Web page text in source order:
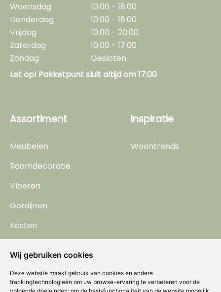
Wij gebruiken cookies
Deze website maakt gebruik van cookies en andere
trackingtechnologieën om uw browse-ervaring te verbeteren voor de
Woensdag
10:00 - 18:00
Donderdag
10:00 - 18:00
Vrijdag
10:00 - 20:00
Zaterdag
10:00 - 17:00
Zondag
Gesloten
Let op! Pakketpunt sluit altijd om 17:00
Assortiment
Meubelen
Raamdecoratie
Vloeren
Gordijnen
Kasten
Inspiratie
Woontrends